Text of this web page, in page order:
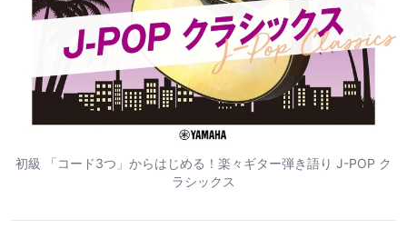
初級 「コード3つ」からはじめる！楽々ギター弾き語り J-POP ク
ラシックス